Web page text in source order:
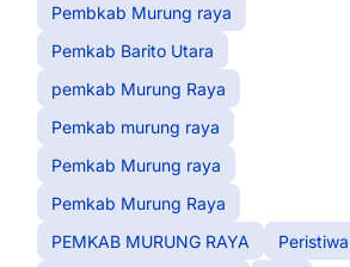
Pembkab Murung raya
Pemkab Barito Utara
pemkab Murung Raya
Pemkab murung raya
Pemkab Murung raya
Pemkab Murung Raya
PEMKAB MURUNG RAYA
Peristiwa